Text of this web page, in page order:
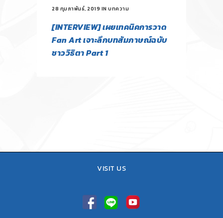
28 กุมภาพันธ์, 2019 IN บทความ
[INTERVIEW] เผยเทคนิคการวาด
Fan Art เจาะลึกบทสัมภาษณ์ฉบับ
ชาววิธิตา Part 1
VISIT US